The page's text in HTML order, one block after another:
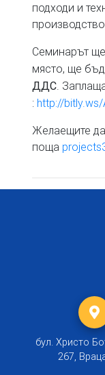
подходи и
Семинарът
място, ще
ДДС.
: http://bitly.ws/
Желаещите
поща
бул. Христо
267,